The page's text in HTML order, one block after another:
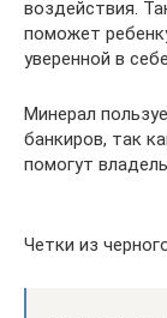
воздействия.
поможет
уверенной в
Минерал
банкиров, так
помогут
Четки из